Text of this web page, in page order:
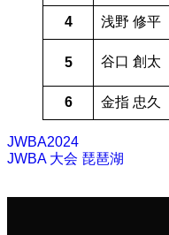
4 浅野 修平
5 谷口 創太
6 金指 忠久
JWBA2024
JWBA 大会 琵琶湖